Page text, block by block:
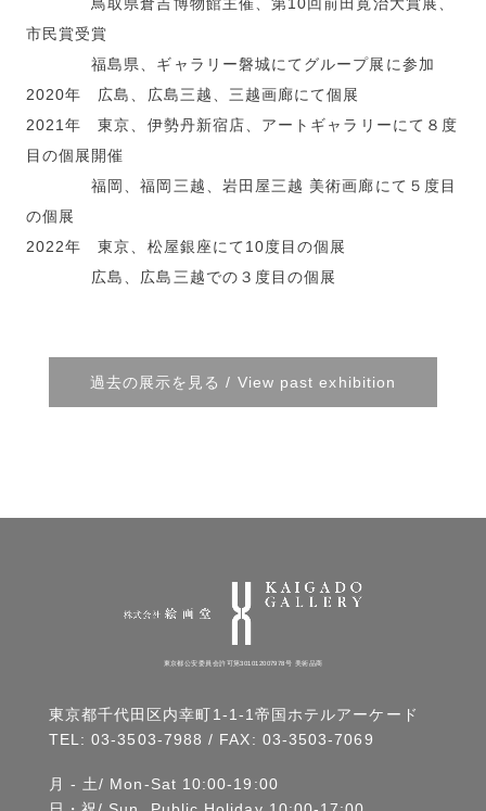
市民賞受賞
福島県、ギャラリー磐城にてグループ展に参加
2020年 広島、広島三越、三越画廊にて個展
2021年 東京、伊勢丹新宿店、アートギャラリーにて８度
目の個展開催
福岡、福岡三越、岩田屋三越 美術画廊にて５度目
の個展
2022年 東京、松屋銀座にて10度目の個展
広島、広島三越での３度目の個展
過去の展示を見る / View past exhibition
東京都公安委員会許可第301012007978号 美術品商
東京都千代田区内幸町1-1-1帝国ホテルアーケード
TEL:03-3503-7988 / FAX: 03-3503-7069
月 - 土/ Mon-Sat 10:00-19:00